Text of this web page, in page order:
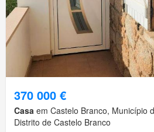
370 000 €
Casa em Castelo Branco, Município
Distrito de Castelo Branco